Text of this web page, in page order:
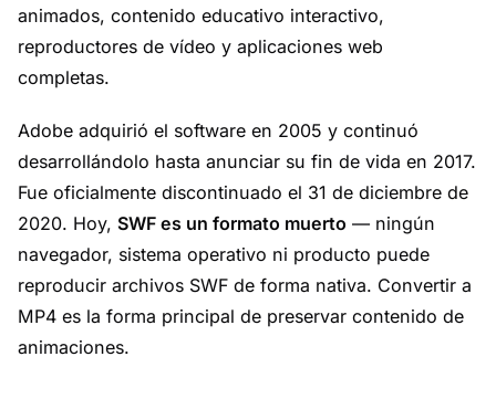
animados, contenido educativo interactivo,
reproductores de vídeo y aplicaciones web
completas.
Adobe adquirió el software en 2005 y continuó
desarrollándolo hasta anunciar su fin de vida en 2017.
Fue oficialmente discontinuado el 31 de diciembre de
2020. Hoy, SWF es un formato muerto — ningún
navegador, sistema operativo ni producto puede
reproducir archivos SWF de forma nativa. Convertir a
MP4 es la forma principal de preservar contenido de
animaciones.